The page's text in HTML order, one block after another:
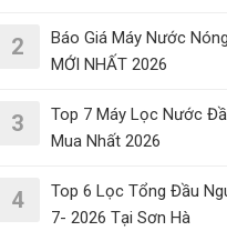
2
Báo Giá Máy Nước
MỚI NHẤT 2026
3
Top 7 Máy Lọc Nước
Mua Nhất 2026
4
Top 6 Lọc Tổng Đầu
7- 2026 Tại Sơn Hà